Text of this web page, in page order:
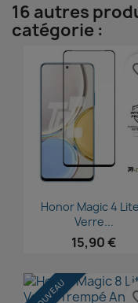
16 autres
catégorie :
Aperçu
Honor Magic 4
Verre...
15,90 €
NOUVEAU